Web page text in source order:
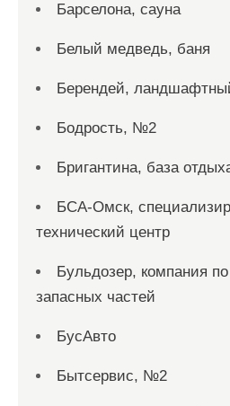
Барселона, сауна
Белый медведь, баня
Берендей,
Бодрость, №2
Бригантина, база
БСА-Омск,
технический центр
Бульдозер, компания
запасных частей
БусАвто
Бытсервис, №2